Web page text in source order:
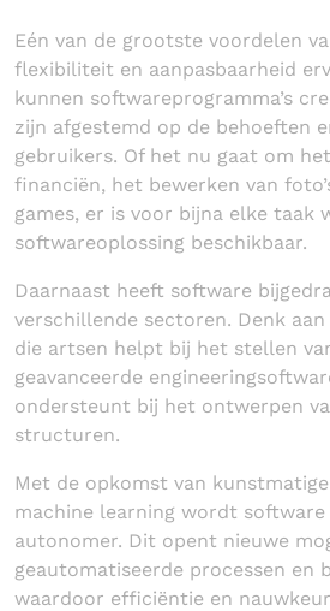
Eén van de grootste voordelen
flexibiliteit en aanpasbaarheid
kunnen softwareprogramma’s
zijn afgestemd op de behoeften
gebruikers. Of het nu gaat om
financiën, het bewerken van
games, er is voor bijna elke taak
softwareoplossing beschikbaar.
Daarnaast heeft software
verschillende sectoren. Denk
die artsen helpt bij het stellen
geavanceerde
ondersteunt bij het ontwerpen
structuren.
Met de opkomst van
machine learning wordt
autonomer. Dit opent nieuwe
geautomatiseerde processen en
waardoor efficiëntie en